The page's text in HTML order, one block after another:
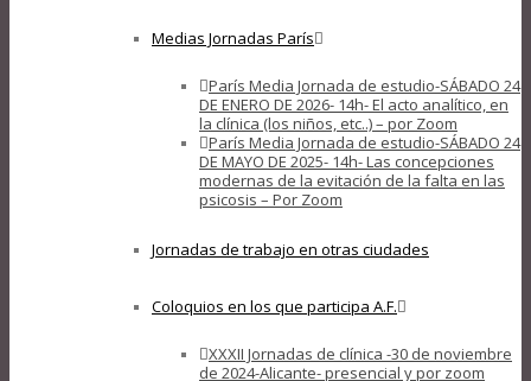
Medias Jornadas París
París Media Jornada de estudio-SÁBADO 24
DE ENERO DE 2026- 14h- El acto analítico, en
la clínica (los niños, etc..) – por Zoom
París Media Jornada de estudio-SÁBADO 24
DE MAYO DE 2025- 14h- Las concepciones
modernas de la evitación de la falta en las
psicosis – Por Zoom
Jornadas de trabajo en otras ciudades
Coloquios en los que participa A.F.
XXXII Jornadas de clínica -30 de noviembre
de 2024-Alicante- presencial y por zoom